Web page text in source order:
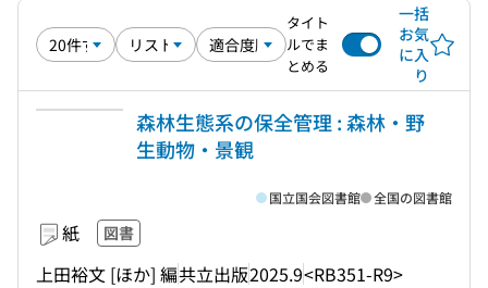
タイト
ルでま
とめる
一括
お気
に入
り
森林生態系の保全管理 : 森林・野
生動物・景観
紙 図書
上田裕文 [ほか] 編共立出版2025.9<RB351-R9>
国立国会図書館 全国の図書館